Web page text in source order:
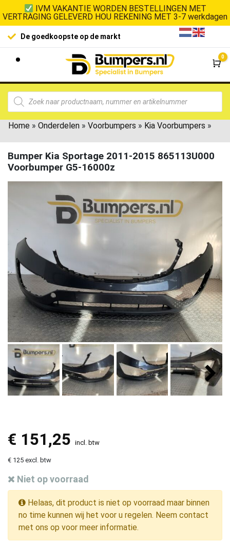
IVM VAKANTIE WORDEN BESTELLINGEN MET
VERTRAGING GELEVERD HOU REKENING MET 3-7 werkdagen
100% klanttevredenheid
0
Home » Onderdelen » Voorbumpers » Kia Voorbumpers »
Bumper Kia Sportage 2011-2015 865113U000
Voorbumper G5-16000z
€ 151,25 incl. btw
€ 125 excl. btw
Niet op voorraad
Helaas, dit product is niet op voorraad maar binnen
no time kunnen wij het voor u regelen. Neem contact
met ons op voor meer informatie.